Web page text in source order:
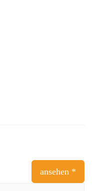
ansehen *